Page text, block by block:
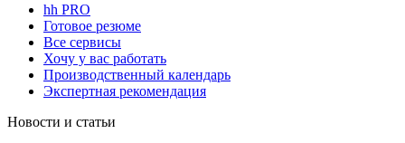
hh PRO
Готовое резюме
Все сервисы
Хочу у вас работать
Производственный календарь
Экспертная рекомендация
Новости и статьи